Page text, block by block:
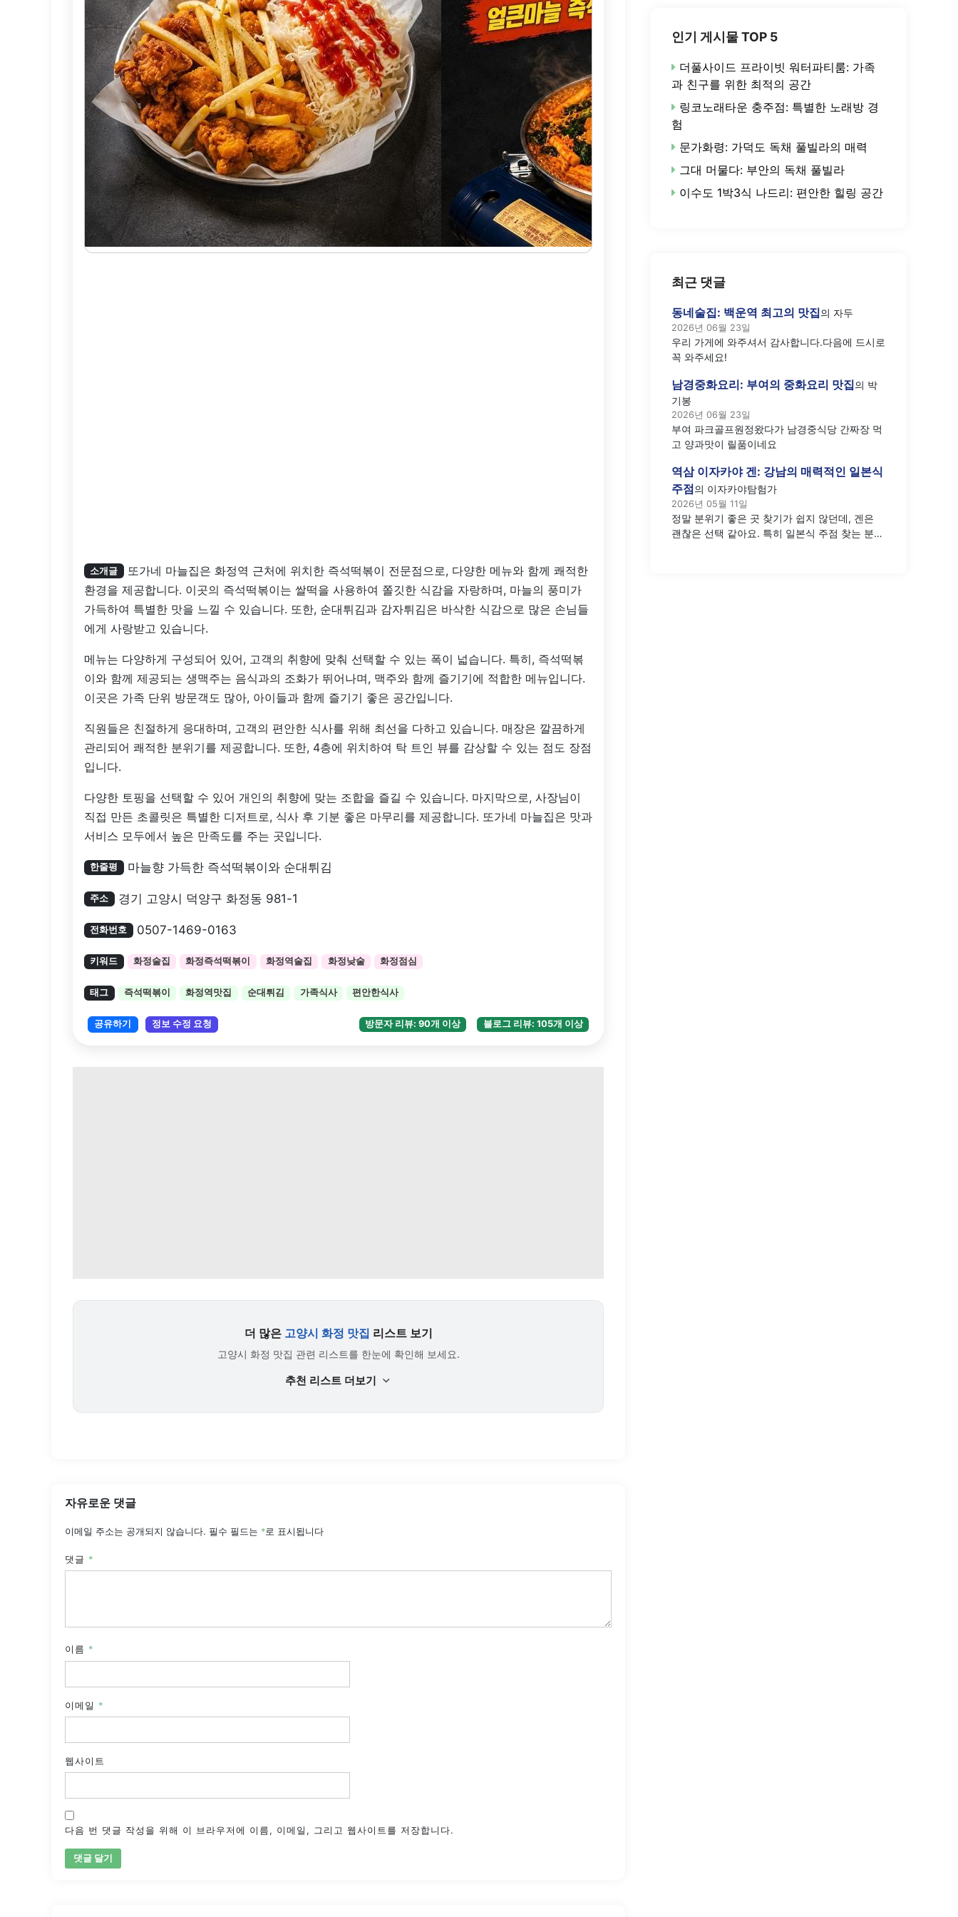
소개글
또가네 마늘집은 화정역 근처에 위치한 즉석떡볶이 전문점으로, 다양한 메뉴와 함께 쾌적한
환경을 제공합니다. 이곳의 즉석떡볶이는 쌀떡을 사용하여 쫄깃한 식감을 자랑하며, 마늘의 풍미가
가득하여 특별한 맛을 느낄 수 있습니다. 또한, 순대튀김과 감자튀김은 바삭한 식감으로 많은 손님들
에게 사랑받고 있습니다.
메뉴는 다양하게 구성되어 있어, 고객의 취향에 맞춰 선택할 수 있는 폭이 넓습니다. 특히, 즉석떡볶
이와 함께 제공되는 생맥주는 음식과의 조화가 뛰어나며, 맥주와 함께 즐기기에 적합한 메뉴입니다.
이곳은 가족 단위 방문객도 많아, 아이들과 함께 즐기기 좋은 공간입니다.
직원들은 친절하게 응대하며, 고객의 편안한 식사를 위해 최선을 다하고 있습니다. 매장은 깔끔하게
관리되어 쾌적한 분위기를 제공합니다. 또한, 4층에 위치하여 탁 트인 뷰를 감상할 수 있는 점도 장점
입니다.
다양한 토핑을 선택할 수 있어 개인의 취향에 맞는 조합을 즐길 수 있습니다. 마지막으로, 사장님이
직접 만든 초콜릿은 특별한 디저트로, 식사 후 기분 좋은 마무리를 제공합니다. 또가네 마늘집은 맛과
서비스 모두에서 높은 만족도를 주는 곳입니다.
한줄평 마늘향 가득한 즉석떡볶이와 순대튀김
주소 경기 고양시 덕양구 화정동 981-1
전화번호 0507-1469-0163
키워드 화정술집 화정즉석떡볶이 화정역술집 화정낮술 화정점심
태그 즉석떡볶이 화정역맛집 순대튀김 가족식사 편안한식사
블로그 리뷰: 105개 이상
방문자 리뷰: 90개 이상
공유하기 정보 수정 요청
더 많은 고양시 화정 맛집 리스트 보기
고양시 화정 맛집 관련 리스트를 한눈에 확인해 보세요.
추천 리스트 더보기
자유로운 댓글
이메일 주소는 공개되지 않습니다. 필수 필드는 *로 표시됩니다
댓글 *
이름 *
이메일 *
웹사이트
다음 번 댓글 작성을 위해 이 브라우저에 이름, 이메일, 그리고 웹사이트를 저장합니다.
인기 게시물 TOP 5
더풀사이드 프라이빗 워터파티룸: 가족
과 친구를 위한 최적의 공간
링코노래타운 충주점: 특별한 노래방 경
험
문가화령: 가덕도 독채 풀빌라의 매력
그대 머물다: 부안의 독채 풀빌라
이수도 1박3식 나드리: 편안한 힐링 공간
최근 댓글
동네술집: 백운역 최고의 맛집의 자두
2026년 06월 23일
우리 가게에 와주셔서 감사합니다.다음에 드시로
꼭 와주세요!
남경중화요리: 부여의 중화요리 맛집의 박
기봉
2026년 06월 23일
부여 파크골프원정왔다가 남경중식당 간짜장 먹
고 양과맛이 릴품이네요
역삼 이자카야 겐: 강남의 매력적인 일본식
주점의 이자카야탐험가
2026년 05월 11일
정말 분위기 좋은 곳 찾기가 쉽지 않던데, 겐은
괜찮은 선택 같아요. 특히 일본식 주점 찾는 분들